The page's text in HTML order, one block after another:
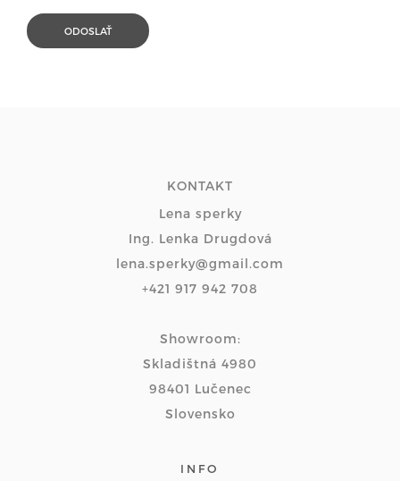
KONTAKT
Lena sperky
Ing. Lenka Drugdová
lena.sperky@gmail.com
+421 917 942 708
Showroom:
Skladištná 4980
98401 Lučenec
Slovensko
INFO